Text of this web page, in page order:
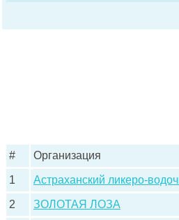
# Организация
1 Астраханский ликеро-
2 ЗОЛОТАЯ ЛОЗА